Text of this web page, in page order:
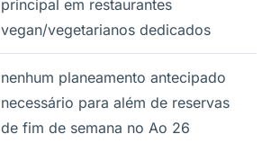
principal em restaurantes
vegan/vegetarianos dedicados
nenhum planeamento antecipado
necessário para além de reservas
de fim de semana no Ao 26